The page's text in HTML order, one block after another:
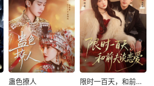
蛊色撩人 限时一百天，和前夫谈恋爱